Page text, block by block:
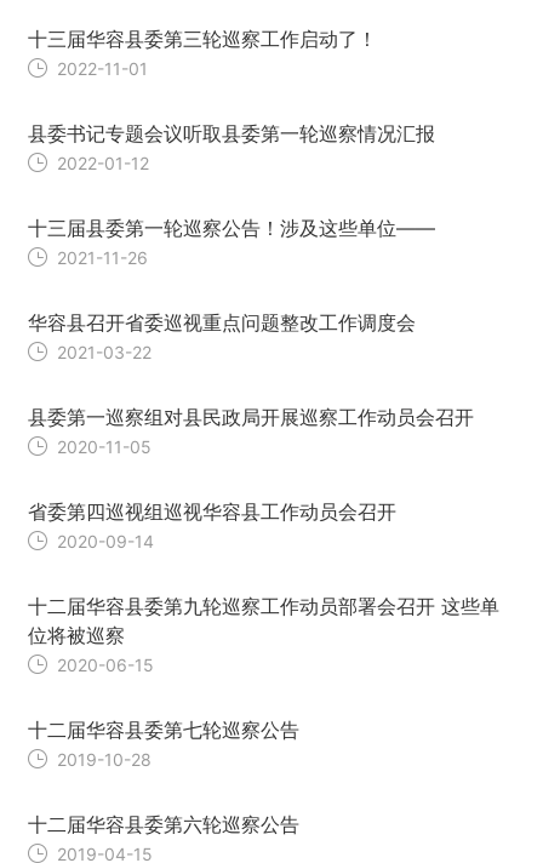
十三届华容县委第三轮巡察工作启动了！
2022-11-01
县委书记专题会议听取县委第一轮巡察情况汇报
2022-01-12
十三届县委第一轮巡察公告！涉及这些单位——
2021-11-26
华容县召开省委巡视重点问题整改工作调度会
2021-03-22
县委第一巡察组对县民政局开展巡察工作动员会召开
2020-11-05
省委第四巡视组巡视华容县工作动员会召开
2020-09-14
十二届华容县委第九轮巡察工作动员部署会召开 这些单
位将被巡察
2020-06-15
十二届华容县委第七轮巡察公告
2019-10-28
十二届华容县委第六轮巡察公告
2019-04-15